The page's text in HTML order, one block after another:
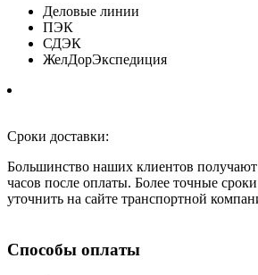
Деловые линии
ПЭК
СДЭК
ЖелДорЭкспедиция
Сроки доставки:
Большинство наших клиентов получают
часов после оплаты. Более точные
уточнить на сайте транспортной
Способы оплаты